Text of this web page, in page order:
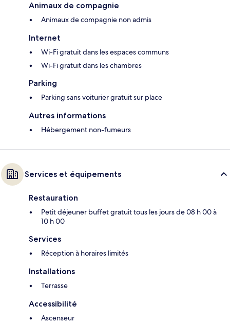
Animaux de compagnie
Animaux de compagnie non admis
Internet
Wi-Fi gratuit dans les espaces communs
Wi-Fi gratuit dans les chambres
Parking
Parking sans voiturier gratuit sur place
Autres informations
Hébergement non-fumeurs
Services et équipements
Restauration
Petit déjeuner buffet gratuit tous les jours de 08 h 00 à
10 h 00
Services
Réception à horaires limités
Installations
Terrasse
Accessibilité
Ascenseur